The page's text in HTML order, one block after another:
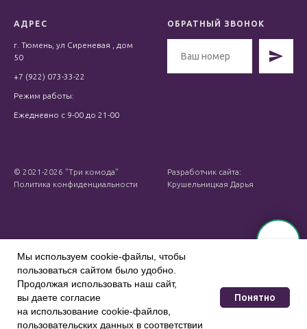
АДРЕС
г. Тюмень, ул Сиреневая , дом
50
+7 (922) 073-33-22
Режим работы:
Ежедневно с 9-00 до 21-00
ОБРАТНЫЙ ЗВОНОК
© 2021-2026 "Три комода"
Политика конфиденциальности
Разработчик сайта:
Крушельницкая Дарья
Мы используем cookie-файлы, чтобы
пользоваться сайтом было удобно.
Продолжая использовать наш сайт,
вы даете согласие
на использование coo kie-файлов,
пользовательских данных в соответствии
Понятно
Made on Tilda